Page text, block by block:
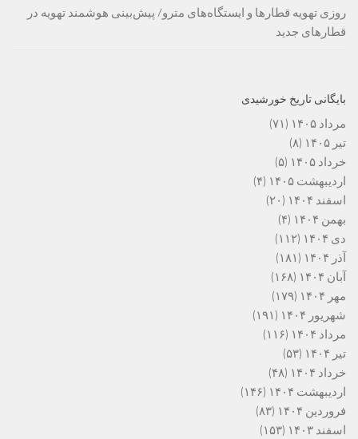
روزی تهویه قطارها و ایستگاه‌های مترو/ پیش‌بینی هوشمند تهویه در
قطارهای جدید
بایگانی تاریخ خورشیدی
مرداد ۱۴۰۵
(۷۱)
تیر ۱۴۰۵
(۸)
خرداد ۱۴۰۵
(۵)
اردیبهشت ۱۴۰۵
(۴)
اسفند ۱۴۰۴
(۲۰)
بهمن ۱۴۰۴
(۴)
دی ۱۴۰۴
(۱۱۲)
آذر ۱۴۰۴
(۱۸۱)
آبان ۱۴۰۴
(۱۶۸)
مهر ۱۴۰۴
(۱۷۹)
شهریور ۱۴۰۴
(۱۹۱)
مرداد ۱۴۰۴
(۱۱۶)
تیر ۱۴۰۴
(۵۳)
خرداد ۱۴۰۴
(۴۸)
اردیبهشت ۱۴۰۴
(۱۴۶)
فروردین ۱۴۰۴
(۸۳)
اسفند ۱۴۰۳
(۱۵۳)